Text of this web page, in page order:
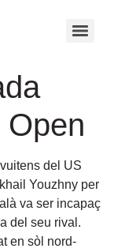
del US
Youzhny per
va ser incapaç
del seu rival.
en sòl nord-